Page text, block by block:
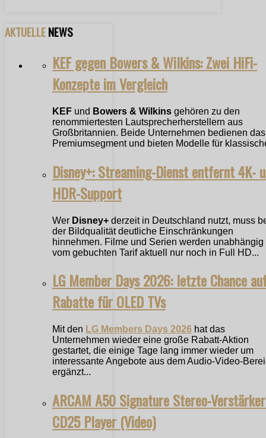
AKTUELLENEWS
KEF gegen Bowers & Wilkins: Zwei HiFi-
Konzepte im Vergleich
KEF und Bowers & Wilkins gehören zu den
renommiertesten Lautsprecherherstellern aus
Großbritannien. Beide Unternehmen bedienen das
Premiumsegment und bieten Modelle für
Disney+: Streaming-Dienst entfernt 4K-
HDR-Support
Wer Disney+ derzeit in Deutschland nutzt, muss
der Bildqualität deutliche Einschränkungen
hinnehmen. Filme und Serien werden unabhängig
vom gebuchten Tarif aktuell nur noch in Full HD...
LG Member Days 2026: letzte Chance
Rabatte für OLED TVs
Mit den LG Members Days 2026 hat das
Unternehmen wieder eine große Rabatt-Aktion
gestartet, die einige Tage lang immer wieder um
interessante Angebote aus dem Audio-Video-
ergänzt...
ARCAM A50 Signature Stereo-
CD25 Player (Video)